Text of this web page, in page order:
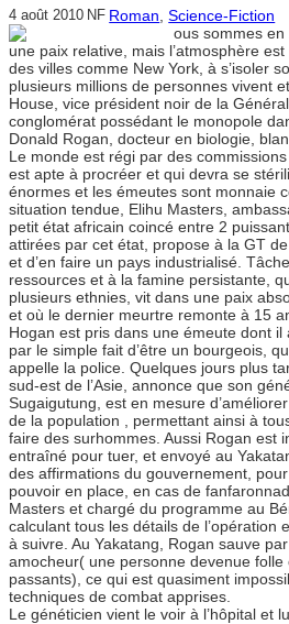
4 août 2010 NF Roman, Science-Fiction
ous sommes
une paix relative, mais l’atmosphère
des villes comme New York, à s’isoler
plusieurs millions de personnes vivent
House, vice président noir de la
conglomérat possédant le monopole
Donald Rogan, docteur en biologie,
Le monde est régi par des
est apte à procréer et qui devra se
énormes et les émeutes sont monnaie
situation tendue, Elihu Masters,
petit état africain coincé entre 2
attirées par cet état, propose à la GT
et d’en faire un pays industrialisé.
ressources et à la famine persistante,
plusieurs ethnies, vit dans une paix
et où le dernier meurtre remonte à 15
Hogan est pris dans une émeute dont il
par le simple fait d’être un bourgeois,
appelle la police. Quelques jours plus
sud-est de l’Asie, annonce que son
Sugaigutung, est en mesure
de la population , permettant ainsi à
faire des surhommes. Aussi Rogan est
entraîné pour tuer, et envoyé au
des affirmations du gouvernement,
pouvoir en place, en cas de
Masters et chargé du programme au
calculant tous les détails de l’opération
à suivre. Au Yakatang, Rogan sauve
amocheur( une personne devenue folle
passants), ce qui est quasiment
techniques de combat apprises.
Le généticien vient le voir à l’hôpital et